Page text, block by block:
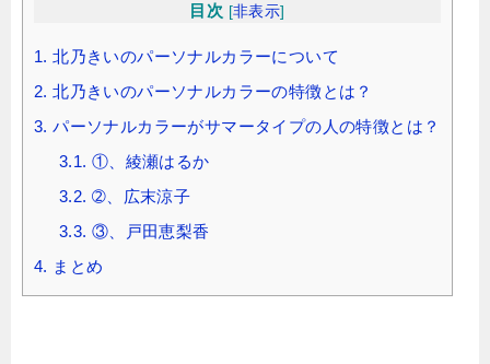
目次 [非表示]
1. 北乃きいのパーソナルカラーについて
2. 北乃きいのパーソナルカラーの特徴とは？
3. パーソナルカラーがサマータイプの人の特徴とは？
3.1. ①、綾瀬はるか
3.2. ➁、広末涼子
3.3. ③、戸田恵梨香
4. まとめ